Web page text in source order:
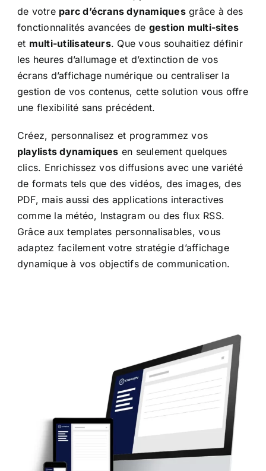
de votre parc d’écrans dynamiquesgrâce à des
fonctionnalités avancées de gestion multi-sites
et multi-utilisateurs. Que vous souhaitiez définir
les heures d’allumage et d’extinction de vos
écrans d’affichage numérique ou centraliser la
gestion de vos contenus, cette solution vous offre
une flexibilité sans précédent.
Créez, personnalisez et programmez vos
playlists dynamiques en seulement quelques
clics. Enrichissez vos diffusions avec une variété
de formats tels que des vidéos, des images, des
PDF, mais aussi des applications interactives
comme la météo, Instagram ou des flux RSS.
Grâce aux templates personnalisables, vous
adaptez facilement votre stratégie d’affichage
dynamique à vos objectifs de communication.